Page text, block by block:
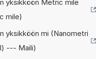
yksikköön Metric mile
mile)
yksikköön mi (Nanometri
--- Maili)